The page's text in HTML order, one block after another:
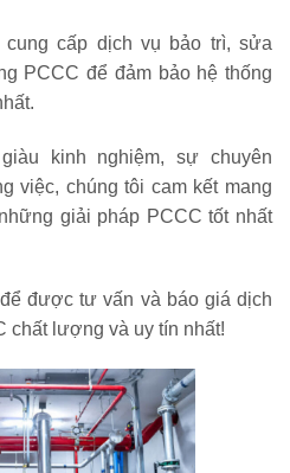
cung cấp dịch vụ bảo trì, sửa
PCCC để đảm bảo hệ thống
kinh nghiệm, sự chuyên
việc, chúng tôi cam kết mang
giải pháp PCCC tốt nhất
được tư vấn và báo giá dịch
chất lượng và uy tín nhất!